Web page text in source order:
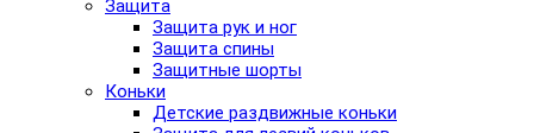
Защита
Защита рук и ног
Защита спины
Защитные шорты
Коньки
Детские раздвижные коньки